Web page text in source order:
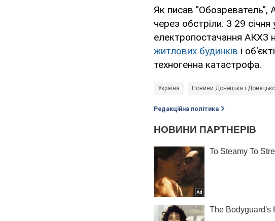
Як писав "Обозреватель",
через обстріли. З 29
електропостачання АКХЗ
житлових будинків і
техногенна катастрофа.
Україна Новини Донецька і
Редакційна політика